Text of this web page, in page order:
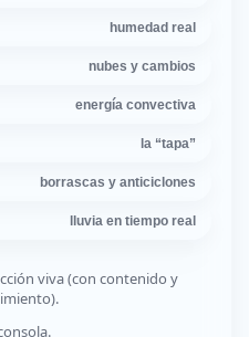
humedad real
nubes y cambios
energía convectiva
la “tapa”
borrascas y anticiclones
lluvia en tiempo real
viva (con contenido y